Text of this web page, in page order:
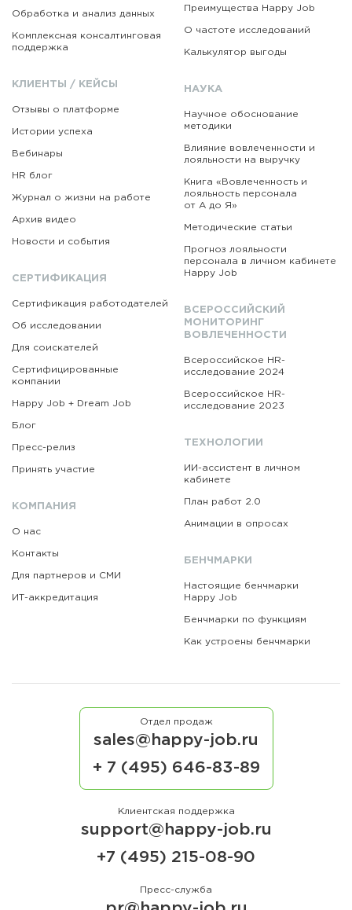
Обработка и анализ данных
Комплексная консалтинговая
поддержка
КЛИЕНТЫ / КЕЙСЫ
Отзывы о платформе
Истории успеха
Вебинары
HR блог
Журнал о жизни на работе
Архив видео
Новости и события
СЕРТИФИКАЦИЯ
Сертификация работодателей
Об исследовании
Для соискателей
Сертифицированные
компании
Happy Job + Dream Job
Блог
Пресс-релиз
Принять участие
КОМПАНИЯ
О нас
Контакты
Для партнеров и СМИ
ИТ-аккредитация
Преимущества Happy Job
О частоте исследований
Калькулятор выгоды
НАУКА
Научное обоснование
методики
Влияние вовлеченности и
лояльности на выручку
Книга «Вовлеченность и
лояльность персонала
от А до Я»
Методические статьи
Прогноз лояльности
персонала в личном кабинете
Happy Job
ВСЕРОССИЙСКИЙ
МОНИТОРИНГ
ВОВЛЕЧЕННОСТИ
Всероссийское HR-
исследование 2024
Всероссийское HR-
исследование 2023
ТЕХНОЛОГИИ
ИИ-ассистент в личном
кабинете
План работ 2.0
Анимации в опросах
БЕНЧМАРКИ
Настоящие бенчмарки
Happy Job
Бенчмарки по функциям
Как устроены бенчмарки
Отдел продаж
sales@happy-job.ru
+ 7 (495) 646-83-89
Клиентская поддержка
support@happy-job.ru
+7 (495) 215-08-90
Пресс-служба